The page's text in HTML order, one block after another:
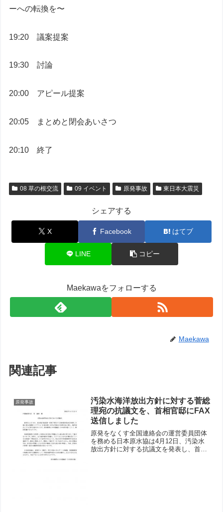
ーへの転換を〜
19:20 議案提案
19:30 討論
20:00 アピール提案
20:05 まとめと閉会あいさつ
20:10 終了
08 草の根交流 09 イベント 原発事故 東日本大震災
シェアする
X Facebook はてブ
LINE コピー
Maekawaをフォローする
Maekawa
関連記事
原発事故
汚染水海洋放出方針に対する菅総
理宛の抗議文を、首相官邸にFAX
送信しました
原発をなくす全国連絡会の運営委員団体
を務める日本原水協は4月12日、汚染水
放出方針に対する抗議文を発表し、首相